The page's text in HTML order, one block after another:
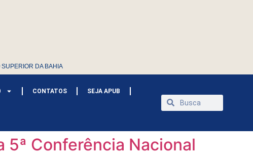
DA BAHIA
CONTATOS SEJA APUB
Conferência Nacional